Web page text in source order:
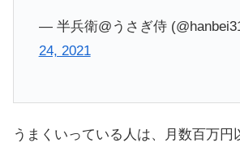
— 半兵衛@うさぎ侍
24, 2021
うまくいっている人は、月数百万円